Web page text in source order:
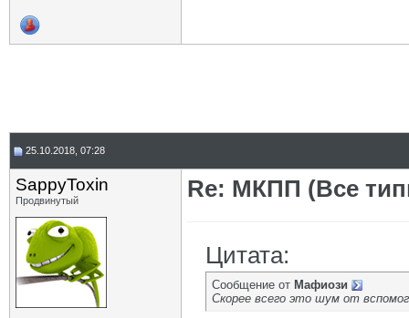
25.10.2018, 07:28
SappyToxin
Продвинутый Re: МКПП (Все
Цитата:
Сообщение от Мафиози
Скорее всего это шум от